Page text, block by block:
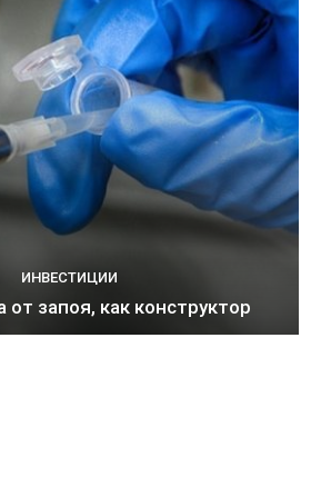
ИНВЕСТИЦИИ
от запоя, как конструктор